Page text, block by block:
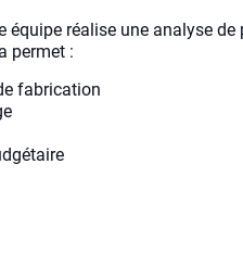
réalise une analyse
permet :
fabrication